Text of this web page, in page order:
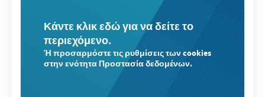
Κάντε κλικ εδώ για να δείτε το
περιεχόμενο.
Ή προσαρμόστε τις ρυθμίσεις των cookies
στην ενότητα Προστασία δεδομένων.